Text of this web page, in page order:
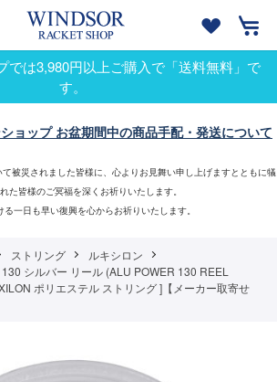
では3,980円以上ご購入で「送料無料」で
す。
ョップ お盆期間中の商品手配・発送について
被災されました皆様に、心よりお見舞い申し上げますとともに犠
た皆様のご冥福を深くお祈りいたします。
る一日も早い復興を心からお祈りいたします。
ストリング
ルキシロン
シルバー リール (ALU POWER 130 REEL
ポリエステル ストリング ]【メーカー取寄せ